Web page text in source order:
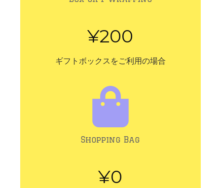
¥200
ギフトボックスをご利用の場合
Shopping Bag
¥0